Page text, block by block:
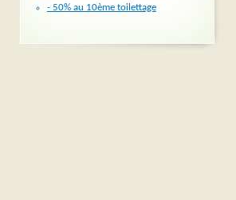
- 50% au 10ème toilettage